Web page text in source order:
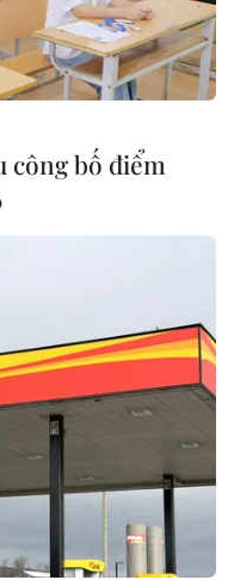
hàng châu
nhất nêu rõ hệ thống
năng phục hồi tốt,
cao.
công bố điểm